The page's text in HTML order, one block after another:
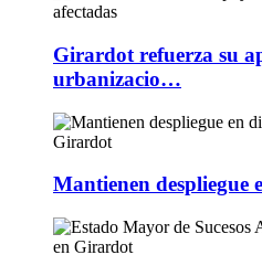
Girardot refuerza su
urbanizacio…
Mantienen despliegue